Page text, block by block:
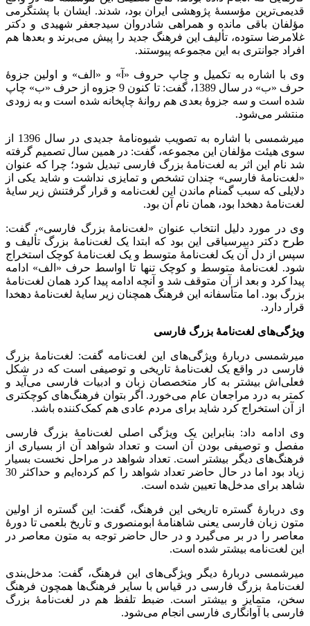
قدیمی‌ترین مؤسسۀ پژوهشی ایران بود، شدند. ایشان با پشتگرمی
مؤلفان باقی مانده و همراهی شادروان سیدجعفر شهیدی و دکتر
غلامرضا ستوده، تألیف این فرهنگ جدید را پیش می‌برند و بعدها هم
افراد جوانتری به این مجموعه پیوستند.
وی با اشاره به تکمیل و چاپ حروف «آ» و «الف» و اولین جزوۀ
حرف «ب» در سال 1389، گفت: تا کنون 9 جزوه از حرف «ب» چاپ
شده است و سه جزوۀ بعدی هم روانۀ چاپخانه شده است و به زودی
منتشر می‌شود.
میرشمسی با اشاره به تصویب شیوه‌نامۀ جدیدی در سال 1396 از
سوی هیئت مؤلفان این مجموعه، گفت: در همین سال تصمیم گرفته
شد نام این اثر به لغت‌نامۀ بزرگ فارسی تبدیل شود؛ چرا که عنوان
«لغت‌نامۀ فارسی» چندان تشخص و تمایزی نداشت و شاید یکی از
دلایلی که سبب گمنام ماندن این لغت‌نامه و قرار گرفتنش زیر سایۀ
لغت‌نامۀ دهخدا بود، همان نام آن بود.
وی در مورد دلیل انتخاب عنوان «‌لغت‌نامۀ بزرگ فارسی»، گفت:
طرح دکتر دبیرسیاقی این بود که ابتدا یک لغت‌نامۀ بزرگ تألیف و
سپس از دل آن یک لغت‌نامۀ متوسط و یک لغت‌نامۀ کوچک استخراج
شود. لغت‌نامۀ متوسط و کوچک تنها تا اواسط حرف «الف» ادامه
پیدا کرد و بعد از آن متوقف شد و آنچه ادامه پیدا کرد همان لغت‌نامۀ
بزرگ بود. اما متأسفانه این فرهنگ همچنان زیر سایۀ لغت‌نامۀ دهخدا
قرار دارد.
ویژگی‌های لغت‌نامۀ بزرگ فارسی
میرشمسی دربارۀ ویژگی‌های این لغت‌نامه گفت: لغت‌نامۀ بزرگ
فارسی در واقع یک لغت‌نامۀ تاریخی و توصیفی است که در شکل
فعلی‌اش بیشتر به کار متخصصان زبان و ادبیات فارسی می‌آید و
کمتر به درد مراجعان عام می‌خورد. اگر بتوان فرهنگ‌های کوچکتری
از آن استخراج کرد شاید برای مردم عادی هم کمک‌کننده باشد.
وی ادامه داد: بنابراین یک ویژگی اصلی لغت‌نامۀ بزرگ فارسی
مفصل و توصیفی بودن آن است و تعداد شواهد آن از بسیاری از
فرهنگ‌های دیگر بیشتر است. تعداد شواهد در مراحل نخست بسیار
زیاد بود اما در حال حاضر تعداد شواهد را کم کرده‌ایم و حداکثر 30
شاهد برای مدخل‌ها تعیین شده است.
وی دربارۀ گستره تاریخی این فرهنگ، گفت: این گستره از اولین
متون زبان فارسی یعنی شاهنامۀ ابومنصوری و تاریخ بلعمی تا دورۀ
معاصر را در بر می‌گیرد و در حال حاضر توجه به متون معاصر در
این لغت‌نامه بیشتر شده است.
میرشمسی دربارۀ دیگر ویژگی‌های این فرهنگ، گفت: مدخل‌بندی
لغت‌نامۀ بزرگ فارسی در قیاس با سایر فرهنگ‌ها همچون فرهنگ
سخن، متمایز و بیشتر است. ضبط تلفظ هم در لغت‌نامۀ بزرگ
فارسی با آوانگاری فارسی انجام می‌شود.